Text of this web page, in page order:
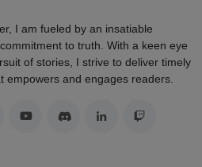
I am fueled by an insatiable
to truth. With a keen eye
of stories, I strive to deliver timely
empowers and engages readers.